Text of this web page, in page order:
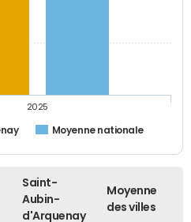
Moyenne nationale
2025
Saint-
Aubin-
d'Arquenay
Moyenne
des villes